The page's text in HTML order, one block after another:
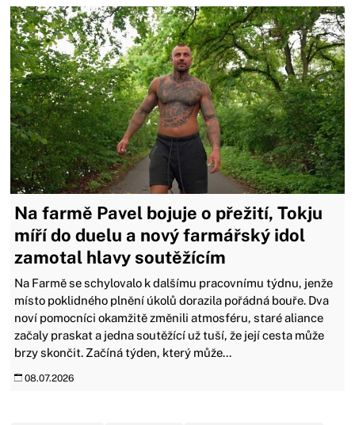
Na farmě Pavel bojuje o přežití, Tokju
míří do duelu a nový farmářský idol
zamotal hlavy soutěžícím
Na Farmě se schylovalo k dalšímu pracovnímu týdnu, jenže
místo poklidného plnění úkolů dorazila pořádná bouře. Dva
noví pomocníci okamžitě změnili atmosféru, staré aliance
začaly praskat a jedna soutěžící už tuší, že její cesta může
brzy skončit. Začíná týden, který může...
08.07.2026